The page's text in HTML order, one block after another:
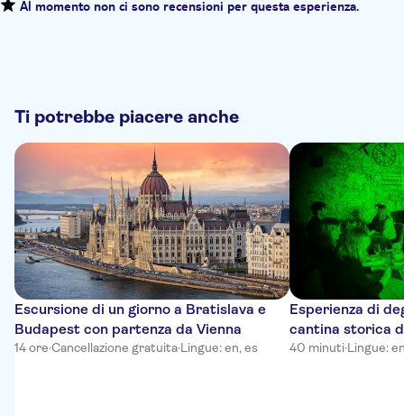
Al momento non ci sono recensioni per questa esperienza.
Ti potrebbe piacere anche
Escursione di un giorno a Bratislava e
Budapest con partenza da Vienna
14 ore·Cancellazione gratuita·Lingue: en, es
Esperienza di
cantina storica
40 minuti·Lingue: